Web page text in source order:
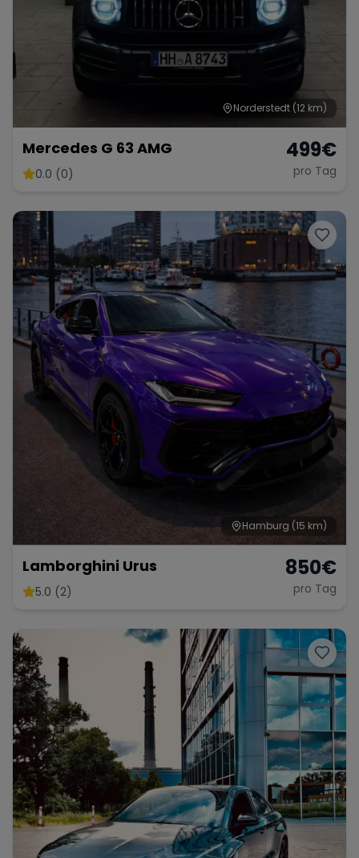
Norderstedt (12 km)
Mercedes G 63 AMG
0.0 (0)
499€
pro Tag
Hamburg (15 km)
Lamborghini Urus
5.0 (2)
850€
pro Tag